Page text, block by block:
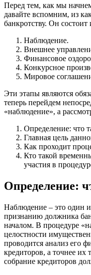
Перед тем, как мы
давайте вспомним, из
банкротству. Он состоит
Наблюдение.
Внешнее
Финансовое
Конкурсное
Мировое
Эти этапы являются
теперь перейдем
«наблюдение», а
Определение: что
Главная цель
Как проходит
Кто такой
участия в
Определение:
Наблюдение – это один
признанию должника
началом. В процедуре
целостности
проводится анализ его
кредиторов, а точнее их
собрание кредиторов